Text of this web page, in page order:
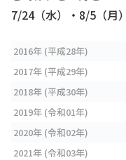
7/24（水）・8/5（月
2016年 (平成28年)
2017年 (平成29年)
2018年 (平成30年)
2019年 (令和01年)
2020年 (令和02年)
2021年 (令和03年)